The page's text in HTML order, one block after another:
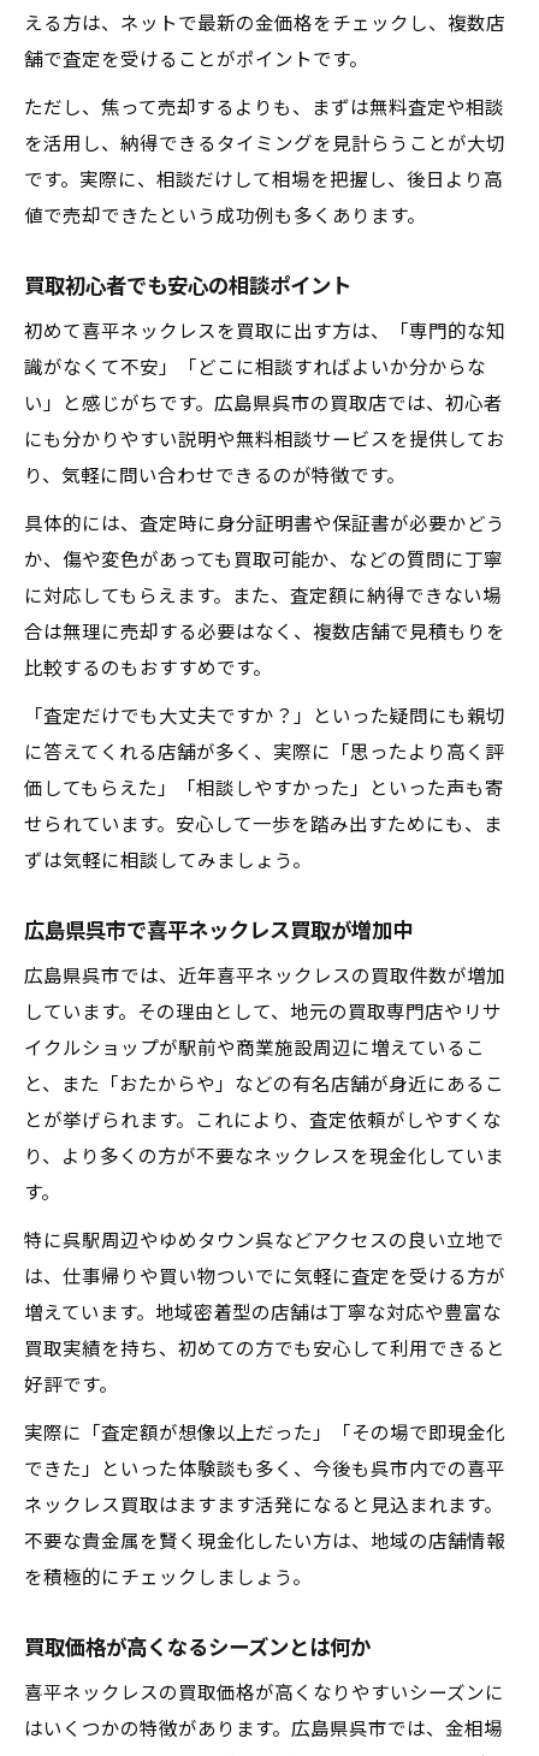
呉駅近くの買取店利用のメリット
口コミや評判で信頼できる買取先を探す
える方は、ネットで最新の金価格をチェックし、複数店
舗で査定を受けることがポイントです。
ただし、焦って売却するよりも、まずは無料査定や相談
を活用し、納得できるタイミングを見計らうことが大切
です。実際に、相談だけして相場を把握し、後日より高
値で売却できたという成功例も多くあります。
買取初心者でも安心の相談ポイント
初めて喜平ネックレスを買取に出す方は、「専門的な知
識がなくて不安」「どこに相談すればよいか分からな
い」と感じがちです。広島県呉市の買取店では、初心者
にも分かりやすい説明や無料相談サービスを提供してお
り、気軽に問い合わせできるのが特徴です。
具体的には、査定時に身分証明書や保証書が必要かどう
か、傷や変色があっても買取可能か、などの質問に丁寧
に対応してもらえます。また、査定額に納得できない場
合は無理に売却する必要はなく、複数店舗で見積もりを
比較するのもおすすめです。
「査定だけでも大丈夫ですか？」といった疑問にも親切
に答えてくれる店舗が多く、実際に「思ったより高く評
価してもらえた」「相談しやすかった」といった声も寄
せられています。安心して一歩を踏み出すためにも、ま
ずは気軽に相談してみましょう。
広島県呉市で喜平ネックレス買取が増加中
広島県呉市では、近年喜平ネックレスの買取件数が増加
しています。その理由として、地元の買取専門店やリサ
イクルショップが駅前や商業施設周辺に増えているこ
と、また「おたからや」などの有名店舗が身近にあるこ
とが挙げられます。これにより、査定依頼がしやすくな
り、より多くの方が不要なネックレスを現金化していま
す。
特に呉駅周辺やゆめタウン呉などアクセスの良い立地で
は、仕事帰りや買い物ついでに気軽に査定を受ける方が
増えています。地域密着型の店舗は丁寧な対応や豊富な
買取実績を持ち、初めての方でも安心して利用できると
好評です。
実際に「査定額が想像以上だった」「その場で即現金化
できた」といった体験談も多く、今後も呉市内での喜平
ネックレス買取はますます活発になると見込まれます。
不要な貴金属を賢く現金化したい方は、地域の店舗情報
を積極的にチェックしましょう。
買取価格が高くなるシーズンとは何か
喜平ネックレスの買取価格が高くなりやすいシーズンに
はいくつかの特徴があります。広島県呉市では、金相場